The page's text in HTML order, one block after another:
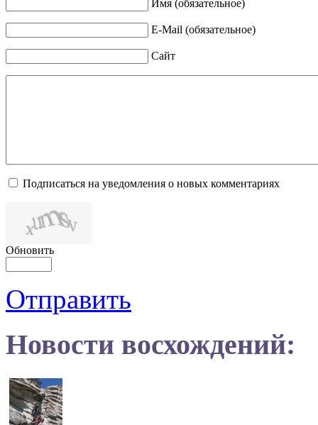
Имя (обязательное)
E-Mail (обязательное)
Сайт
Подписаться на уведомления о новых комментариях
Обновить
Отправить
Новости восхождений: